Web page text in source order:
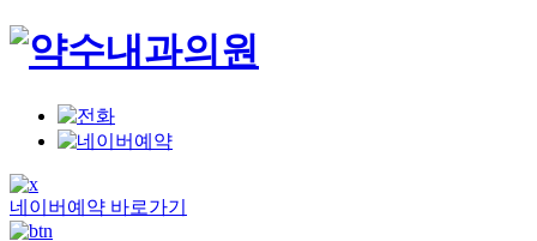
네이버예약 바로가기